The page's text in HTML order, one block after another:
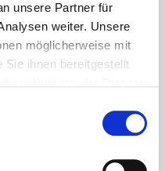
unsere Partner für
weiter. Unsere
möglicherweise mit
Sie ihnen bereitgestellt
auch ein Link in der
Cookies um diese
Kongress
werden dir täglich
kostenfrei